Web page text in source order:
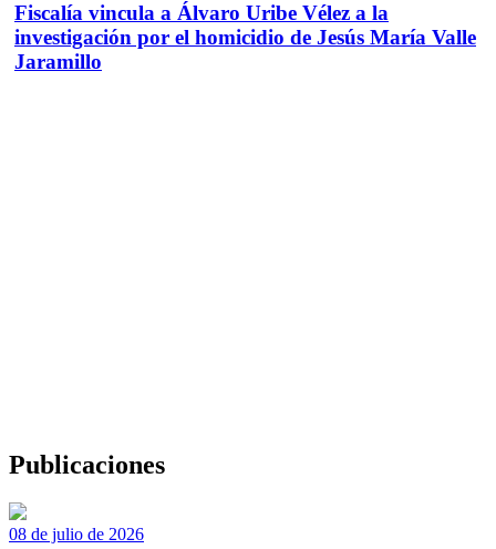
Fiscalía vincula a Álvaro Uribe Vélez a la
investigación por el homicidio de Jesús María Valle
Jaramillo
Publicaciones
08 de julio de 2026